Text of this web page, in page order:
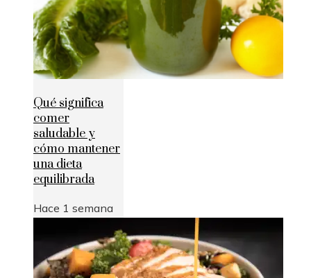
Qué significa
comer
saludable y
cómo mantener
una dieta
equilibrada
Hace 1 semana